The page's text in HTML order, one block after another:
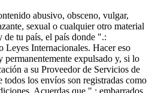
abusivo, obsceno, vulgar,
sexual o cualquier otro material
tu país, el país donde ".:
Leyes Internacionales. Hacer eso
permanentemente expulsado y, si lo
a su Proveedor de Servicios de
los envíos son registradas como
Acuerdas que ".: embarrados